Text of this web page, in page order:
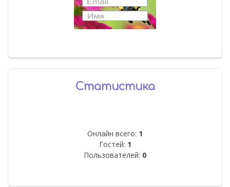
Статистика
Онлайн всего: 1
Гостей: 1
Пользователей: 0